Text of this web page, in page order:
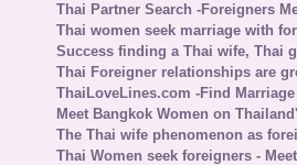
Thai Partner Search -Foreigners
Thai women seek marriage with
Success finding a Thai wife, Thai
Thai Foreigner relationships are
ThaiLoveLines.com -Find
Meet Bangkok Women on
The Thai wife phenomenon as
Thai Women seek foreigners -